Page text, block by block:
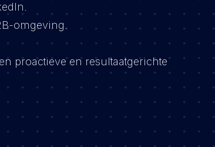
omgeving.
proactieve en resultaatgerichte